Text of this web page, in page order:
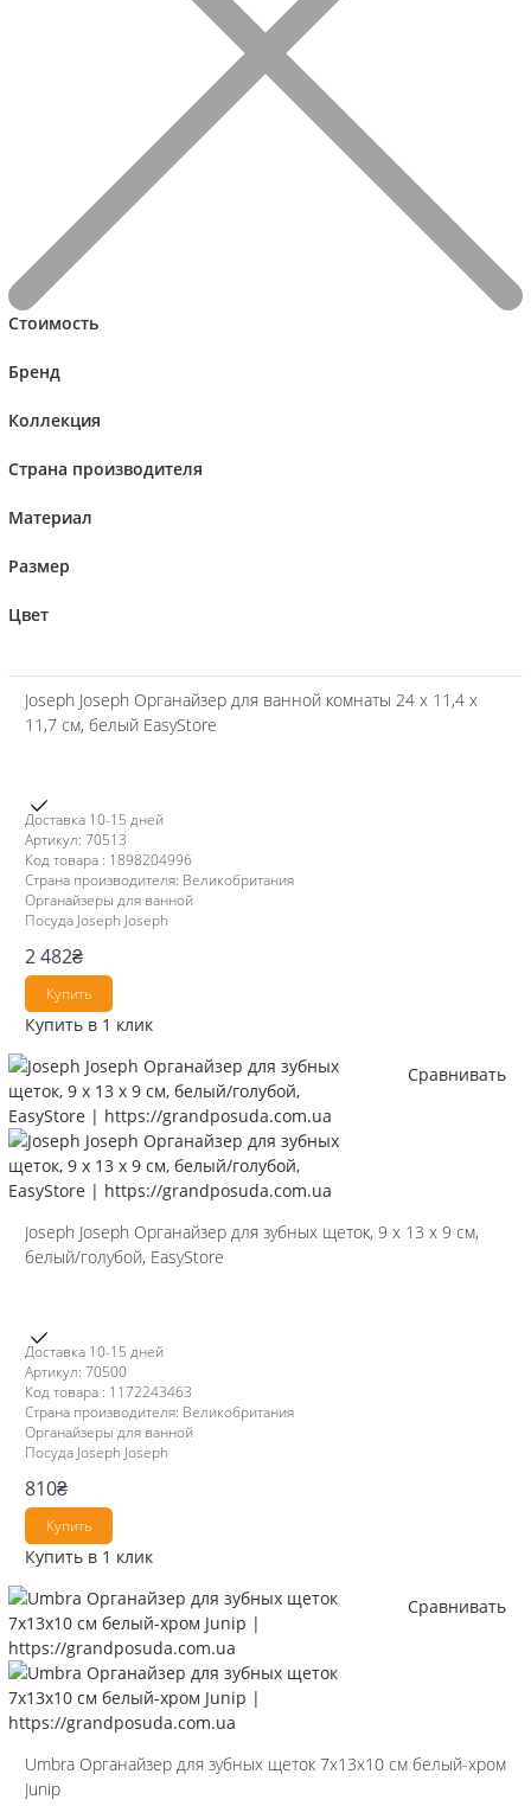
Стоимость
Бренд
Коллекция
Страна производителя
Материал
Размер
Цвет
Joseph Joseph Органайзер для ванной комнаты 24 х 11,4 х
11,7 см, белый EasyStore
Доставка 10-15 дней
Артикул: 70513
Код товара : 1898204996
Страна производителя: Великобритания
Органайзеры для ванной
Посуда Joseph Joseph
2 482₴
Купить
Купить в 1 клик
Сравнивать
Joseph Joseph Органайзер для зубных щеток, 9 х 13 х 9 см,
белый/голубой, EasyStore
Доставка 10-15 дней
Артикул: 70500
Код товара : 1172243463
Страна производителя: Великобритания
Органайзеры для ванной
Посуда Joseph Joseph
810₴
Купить
Купить в 1 клик
Сравнивать
Umbra Органайзер для зубных щеток 7х13х10 см белый-хром
Junip